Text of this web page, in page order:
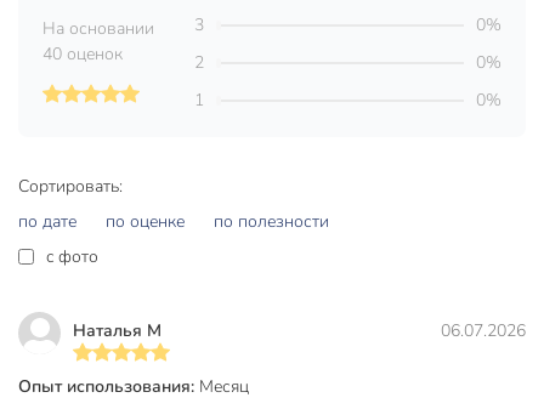
Техническая информация
Основа
Цвет
Сортировать:
по дате
по оценке
по полезности
c фото
Наталья М 06.07.2026
Опыт использования: Месяц
На основании
40 оценок
3
0%
2
0%
1
0%